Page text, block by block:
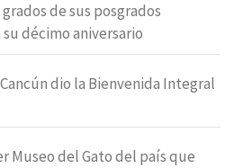
de sus posgrados
décimo aniversario
dio la Bienvenida Integral
Museo del Gato del país que